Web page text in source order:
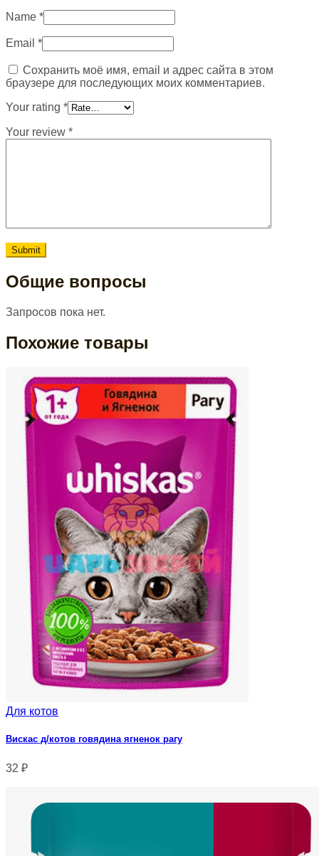
Name *
Email *
Сохранить моё имя, email и адрес сайта в этом
браузере для последующих моих комментариев.
Your rating *
Your review *
Общие вопросы
Запросов пока нет.
Похожие товары
Для котов
Вискас д/котов говядина ягненок рагу
32 ₽